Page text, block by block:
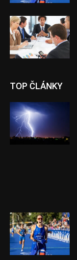
TOP ČLÁNKY